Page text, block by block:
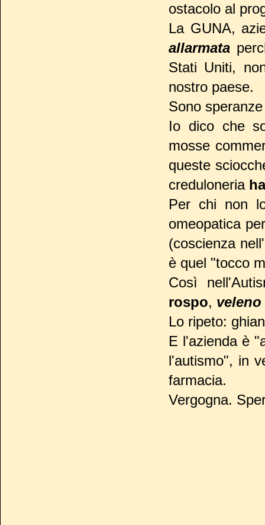
ostacolo al
La GUNA,
allarmata
Stati Uniti,
nostro paese.
Sono
Io dico che
mosse
queste
creduloneria
Per chi non
omeopatica
(coscienza
è quel "tocco
Così
rospo,
Lo ripeto:
E l'azienda è
l'autismo", in
farmacia.
Vergogna.